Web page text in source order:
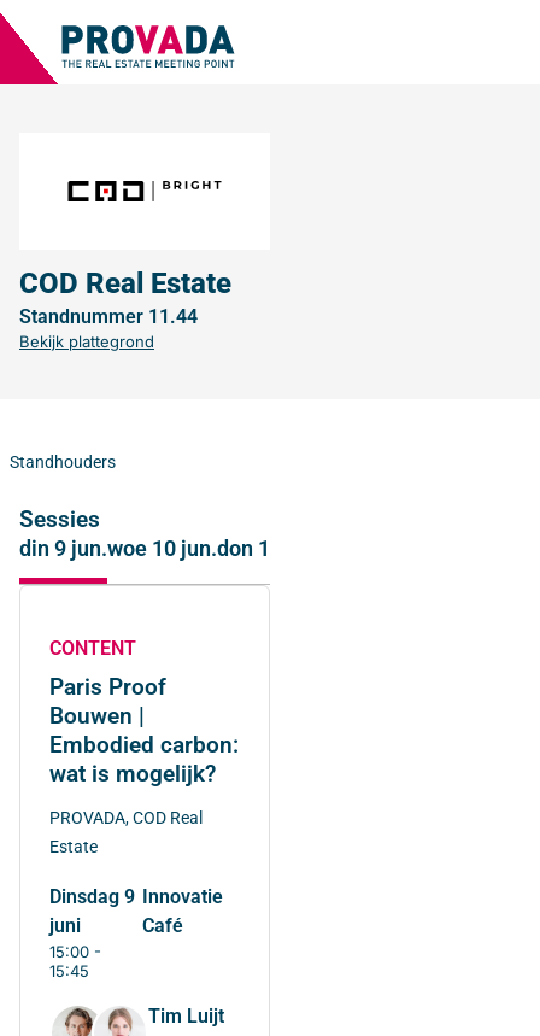
COD Real Estate
Standnummer 11.44
Bekijk plattegrond
Standhouders
Sessies
din 9 jun.woe 10 jun.don 11 jun.
CONTENT
Paris Proof
Bouwen |
Embodied carbon:
wat is mogelijk?
PROVADA, COD Real
Estate
dinsdag 9
juni
15:00 -
15:45
Innovatie
Café
Tim Luijt